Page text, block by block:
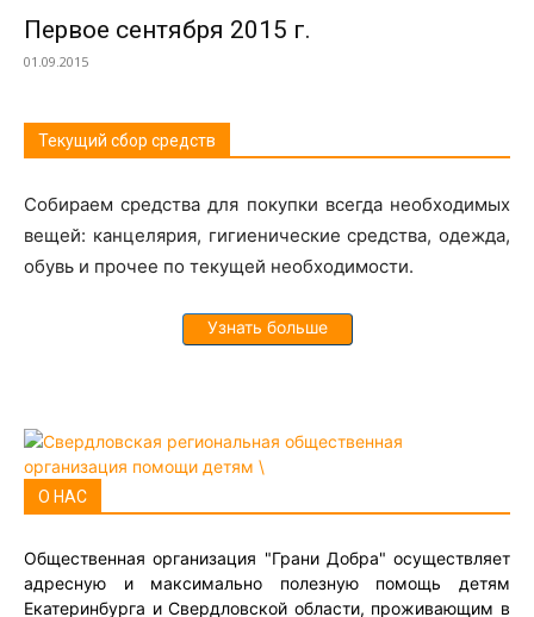
Первое сентября 2015 г.
01.09.2015
Текущий сбор средств
Собираем средства для покупки всегда необходимых
вещей: канцелярия, гигиенические средства, одежда,
обувь и прочее по текущей необходимости.
Узнать больше
О НАС
Общественная организация "Грани Добра" осуществляет
адресную и максимально полезную помощь детям
Екатеринбурга и Свердловской области, проживающим в